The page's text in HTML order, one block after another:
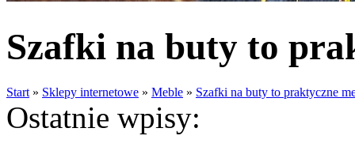
Szafki na buty to
Start » Sklepy internetowe » Meble » Szafki na buty to praktyczne
Ostatnie wpisy: